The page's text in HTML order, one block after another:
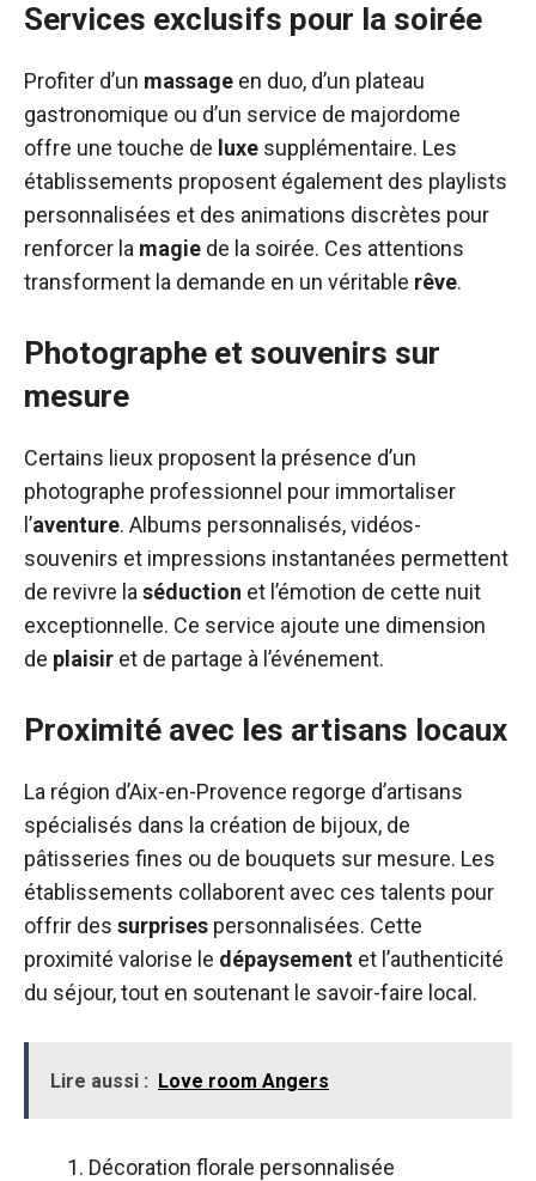
Services exclusifs pour la soirée
Profiter d’un massage en duo, d’un plateau
gastronomique ou d’un service de majordome
offre une touche de luxe supplémentaire. Les
établissements proposent également des playlists
personnalisées et des animations discrètes pour
renforcer la magie de la soirée. Ces attentions
transforment la demande en un véritable rêve.
Photographe et souvenirs sur
mesure
Certains lieux proposent la présence d’un
photographe professionnel pour immortaliser
l’aventure. Albums personnalisés, vidéos-
souvenirs et impressions instantanées permettent
de revivre la séduction et l’émotion de cette nuit
exceptionnelle. Ce service ajoute une dimension
de plaisir et de partage à l’événement.
Proximité avec les artisans locaux
La région d’Aix-en-Provence regorge d’artisans
spécialisés dans la création de bijoux, de
pâtisseries fines ou de bouquets sur mesure. Les
établissements collaborent avec ces talents pour
offrir des surprises personnalisées. Cette
proximité valorise le dépaysement et l’authenticité
du séjour, tout en soutenant le savoir-faire local.
Lire aussi : Love room Angers
Décoration florale personnalisée